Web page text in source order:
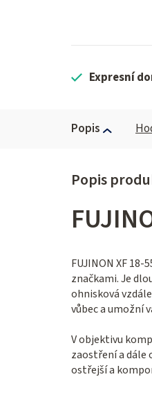
Expresní
Popis
FUJINON XF
značkami. Je
ohnisková
vůbec a umožní
V objektivu
zaostření a dále
ostřejší a